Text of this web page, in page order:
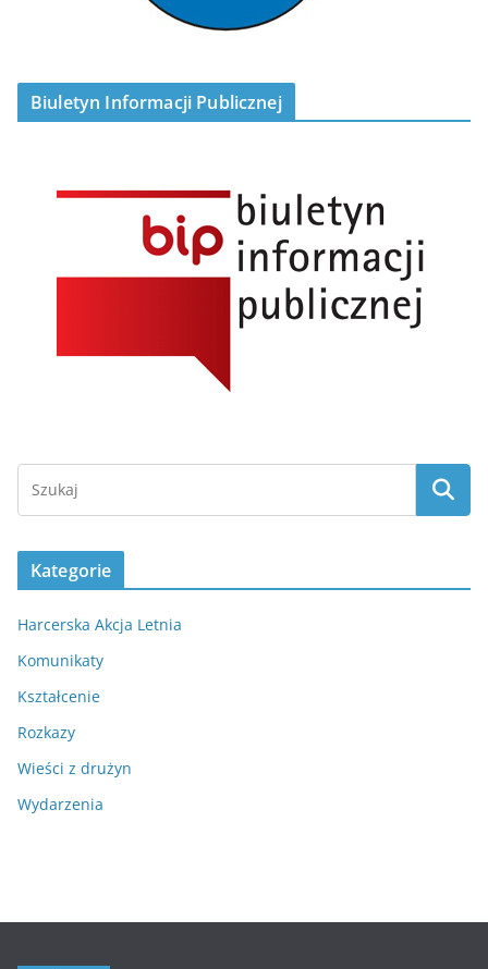
Biuletyn Informacji Publicznej
Kategorie
Harcerska Akcja Letnia
Komunikaty
Kształcenie
Rozkazy
Wieści z drużyn
Wydarzenia